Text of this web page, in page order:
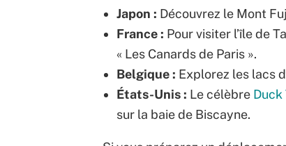
Japon : Découvrez le Mont
France : Pour visiter l’île de
« Les Canards de Paris ».
Belgique : Explorez les lacs
États-Unis : Le célèbre Duck
sur la baie de Biscayne.